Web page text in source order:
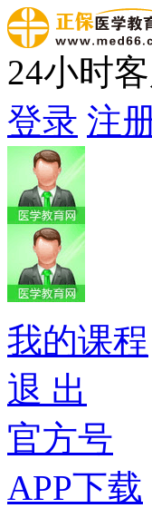
24小时
登录 注
我的课程
退 出
官方号
APP下载